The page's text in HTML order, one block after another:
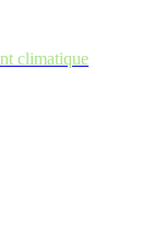
climatique